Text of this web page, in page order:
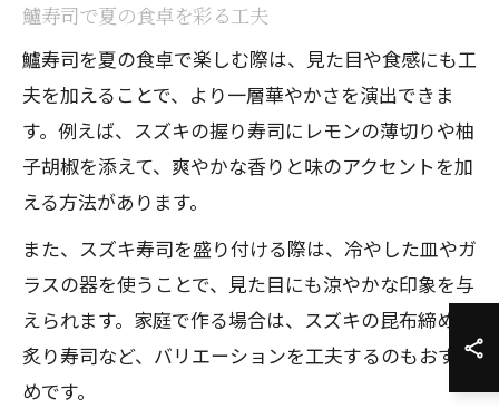
鱸寿司で夏の食卓を彩る工夫
鱸寿司を夏の食卓で楽しむ際は、見た目や食感にも工
夫を加えることで、より一層華やかさを演出できま
す。例えば、スズキの握り寿司にレモンの薄切りや柚
子胡椒を添えて、爽やかな香りと味のアクセントを加
える方法があります。
また、スズキ寿司を盛り付ける際は、冷やした皿やガ
ラスの器を使うことで、見た目にも涼やかな印象を与
えられます。家庭で作る場合は、スズキの昆布締めや
炙り寿司など、バリエーションを工夫するのもおすす
めです。